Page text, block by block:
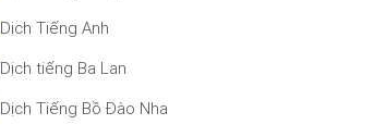
Dịch Tiếng Anh
Dịch tiếng Ba Lan
Dịch Tiếng Bồ Đào Nha